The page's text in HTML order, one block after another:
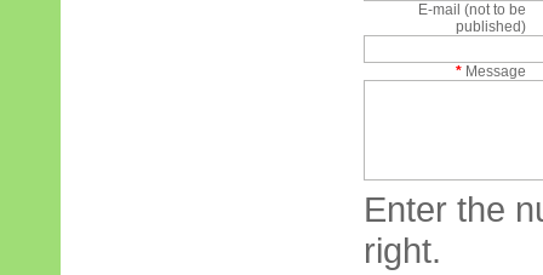
E-mail (not to be
published)
* Message
Enter the
right.